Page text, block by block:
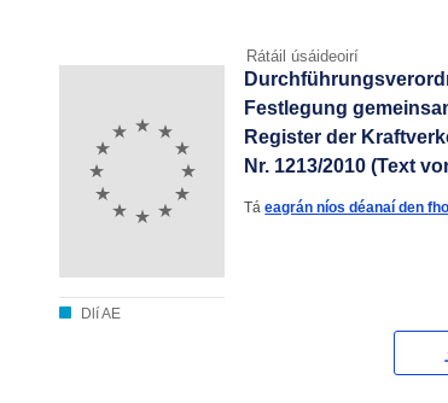
Rátáil úsáideoirí
Dlí AE
Festlegung
Register der
Nr. 1213/2010 (Text
Táeagrán níos déanaí den